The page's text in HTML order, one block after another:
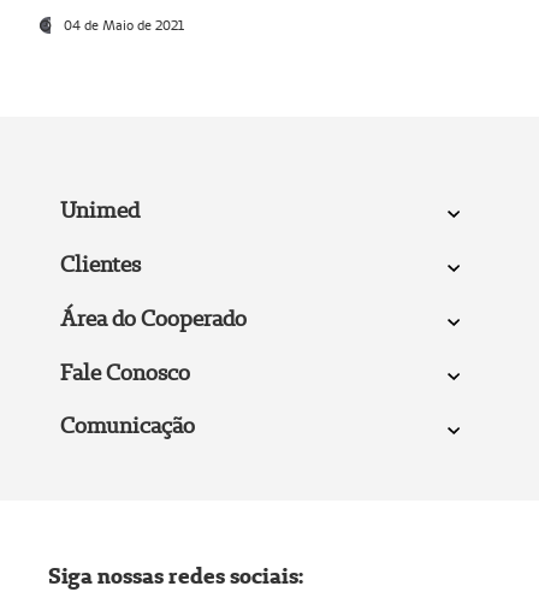
04 de Maio de 2021
Unimed
Clientes
Área do Cooperado
Fale Conosco
Comunicação
Siga nossas redes sociais: